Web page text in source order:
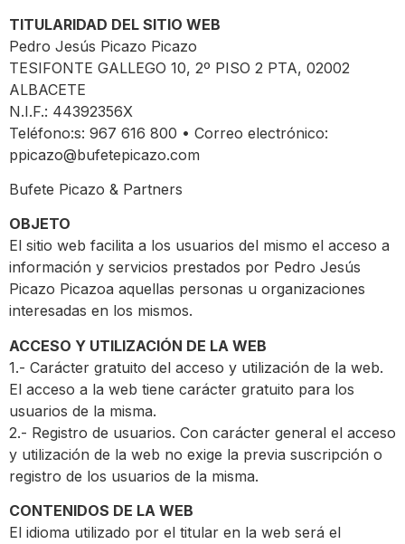
TITULARIDAD DEL SITIO WEB
Pedro Jesús Picazo Picazo
TESIFONTE GALLEGO 10, 2º PISO 2 PTA, 02002
ALBACETE
N.I.F.: 44392356X
Teléfono:s: 967 616 800 • Correo electrónico:
ppicazo@bufetepicazo.com
Bufete Picazo & Partners
OBJETO
El sitio web facilita a los usuarios del mismo el acceso a
información y servicios prestados por Pedro Jesús
Picazo Picazoa aquellas personas u organizaciones
interesadas en los mismos.
ACCESO Y UTILIZACIÓN DE LA WEB
1.- Carácter gratuito del acceso y utilización de la web.
El acceso a la web tiene carácter gratuito para los
usuarios de la misma.
2.- Registro de usuarios. Con carácter general el acceso
y utilización de la web no exige la previa suscripción o
registro de los usuarios de la misma.
CONTENIDOS DE LA WEB
El idioma utilizado por el titular en la web será el